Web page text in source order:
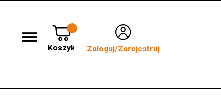
Koszyk Zaloguj/Zarejestruj